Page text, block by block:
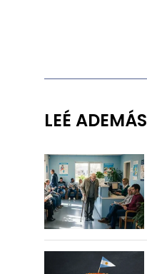
LEÉ ADEMÁS